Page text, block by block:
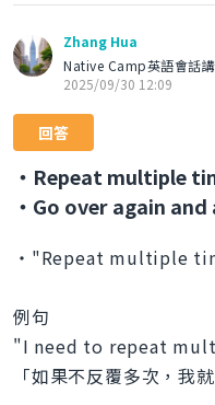
Zhang Hua
Native Camp英語會話
2025/09/30 12:09
回答
・Repeat multiple
・Go over again and
・"Repeat multiple
例句
"I need to repeat
「如果不反覆多次，我